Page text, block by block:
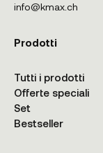
info@kmax.ch
Prodotti
Tutti i prodotti
Offerte speciali
Set
Bestseller